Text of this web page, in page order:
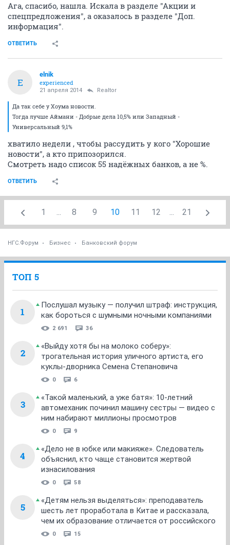
Ага, спасибо, нашла. Искала в разделе "Акции и
спецпредложения", а оказалось в разделе "Доп.
информация".
ОТВЕТИТЬ
E
elnik
experienced
21 апреля 2014 Realtor
Да так себе у Хоума новости.
Тогда лучше Аймани - Добрые дела 10,5% или Западный -
Универсальный 9,1%
хватило недели , чтобы рассудить у кого "Хорошие
новости", а кто припозорился.
Смотреть надо список 55 надёжных банков, а не %.
ОТВЕТИТЬ
1 ... 8 9 10 11 12 ... 21
НГС.Форум Бизнес Банковский форум
ТОП 5
1
Послушал музыку — получил штраф: инструкция,
как бороться с шумными ночными компаниями
2 691 36
2
«Выйду хотя бы на молоко соберу»:
трогательная история уличного артиста, его
куклы-дворника Семена Степановича
0 6
3
«Такой маленький, а уже батя»: 10-летний
автомеханик починил машину сестры — видео с
ним набирают миллионы просмотров
0 9
4
«Дело не в юбке или макияже». Следователь
объяснил, кто чаще становится жертвой
изнасилования
0 58
5
«Детям нельзя выделяться»: преподаватель
шесть лет проработала в Китае и рассказала,
чем их образование отличается от российского
0 15